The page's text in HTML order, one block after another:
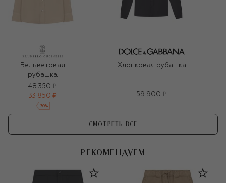
Вельветовая
рубашка
48 350 ₽
33 850 ₽
-30%
Хлопковая рубашка
59 900 ₽
СМОТРЕТЬ ВСЕ
РЕКОМЕНДУЕМ